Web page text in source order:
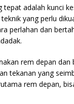
tepat adalah kunci
yang perlu
perlahan dan
rem depan dan
tekanan yang
rem depan,